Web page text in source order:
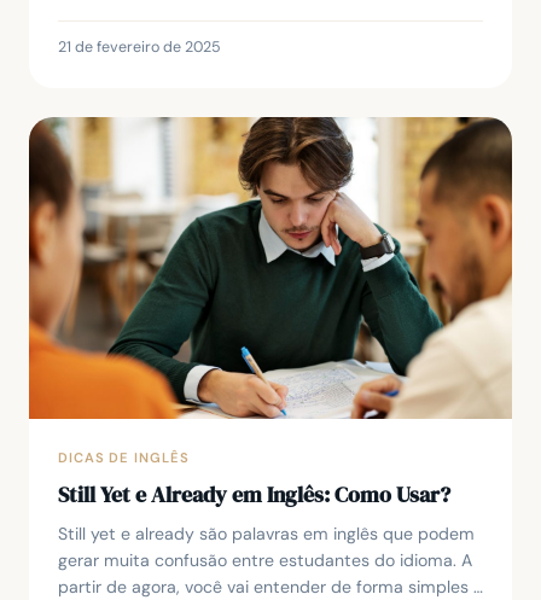
21 de fevereiro de 2025
DICAS DE INGLÊS
Still Yet e Already em Inglês: Como Usar?
Still yet e already são palavras em inglês que podem
gerar muita confusão entre estudantes do idioma. A
partir de agora, você vai entender de forma simples e